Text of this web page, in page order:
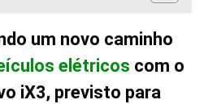
um novo caminho
elétricos com o
iX3, previsto para